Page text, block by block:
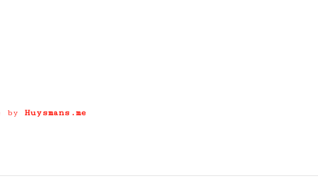
by Huysmans.me